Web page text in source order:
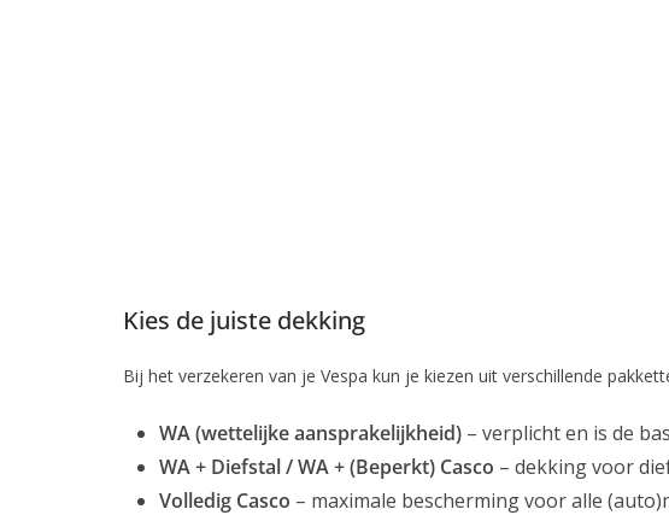
Kies de juiste dekking
Bij het verzekeren van je Vespa kun je kiezen uit verschillende
WA (wettelijke aansprakelijkheid) – verplicht en is de
WA + Diefstal / WA + (Beperkt) Casco – dekking voor
Volledig Casco – maximale bescherming voor alle